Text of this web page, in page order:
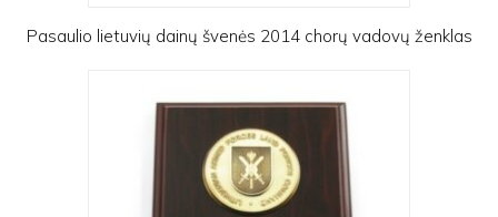
Pasaulio lietuvių dainų švenės 2014 chorų vadovų ženklas